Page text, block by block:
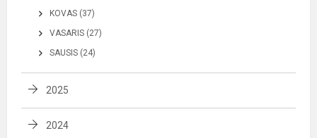
KOVAS (37)
VASARIS (27)
SAUSIS (24)
2025
2024